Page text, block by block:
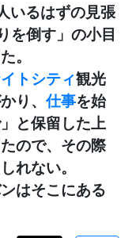
いるはずの見張
を倒す」の小目
。
トシティ観光
り、 仕事を始
と保留した上
ので、その際
れない。
はそこにある